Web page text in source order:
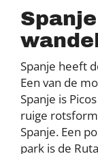
Spanje heeft
Een van de
Spanje is
ruige
Spanje. Een
park is de